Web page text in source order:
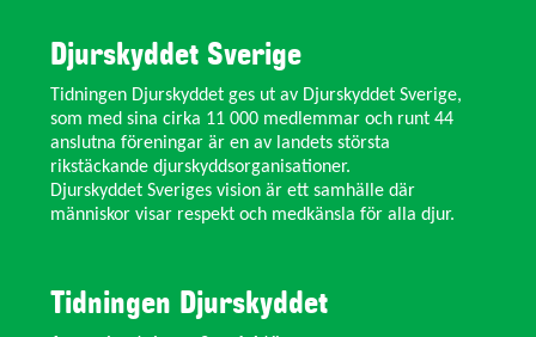
Djurskyddet Sverige
Tidningen Djurskyddet ges ut av Djurskyddet Sverige,
som med sina cirka 11 000 medlemmar och runt 44
anslutna föreningar är en av landets största
rikstäckande djurskyddsorganisationer.
Djurskyddet Sveriges vision är ett samhälle där
människor visar respekt och medkänsla för alla djur.
Tidningen Djurskyddet